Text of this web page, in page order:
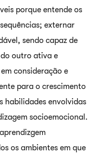
porque entende os
externar
sendo capaz de
outro ativa e
consideração e
para o crescimento
habilidades envolvidas
socioemocional.
os ambientes em que